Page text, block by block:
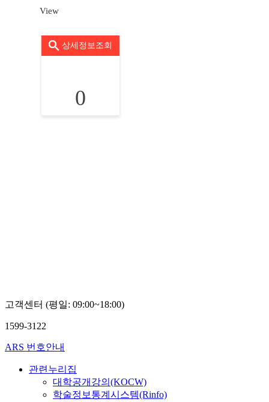
View
상세정보조회
0
고객센터 (평일: 09:00~18:00)
1599-3122
ARS 번호안내
관련누리집
대학공개강의(KOCW)
학술정보통계시스템(Rinfo)